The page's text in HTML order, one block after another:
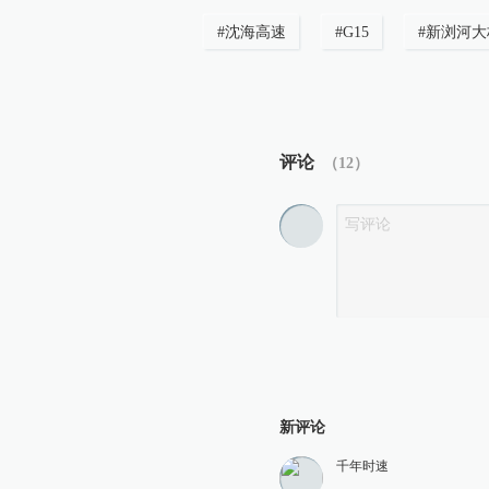
#沈海高速 #G15 #新浏河
评论 （12）
新评论
千年时速